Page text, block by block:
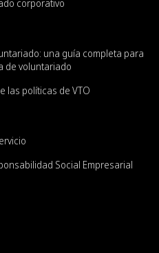
corporativo
una guía completa para
de voluntariado
las políticas de VTO
Social Empresarial